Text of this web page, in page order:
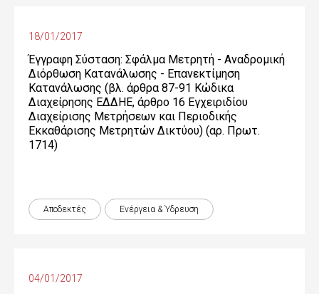
18/01/2017
Έγγραφη Σύσταση: Σφάλμα Μετρητή - Αναδρομική
Διόρθωση Κατανάλωσης - Επανεκτίμηση
Κατανάλωσης (βλ. άρθρα 87-91 Κώδικα
Διαχείρησης ΕΔΔΗΕ, άρθρο 16 Εγχειριδίου
Διαχείρισης Μετρήσεων και Περιοδικής
Εκκαθάρισης Μετρητών Δικτύου) (αρ. Πρωτ.
1714)
Αποδεκτές Ενέργεια & Ύδρευση
04/01/2017